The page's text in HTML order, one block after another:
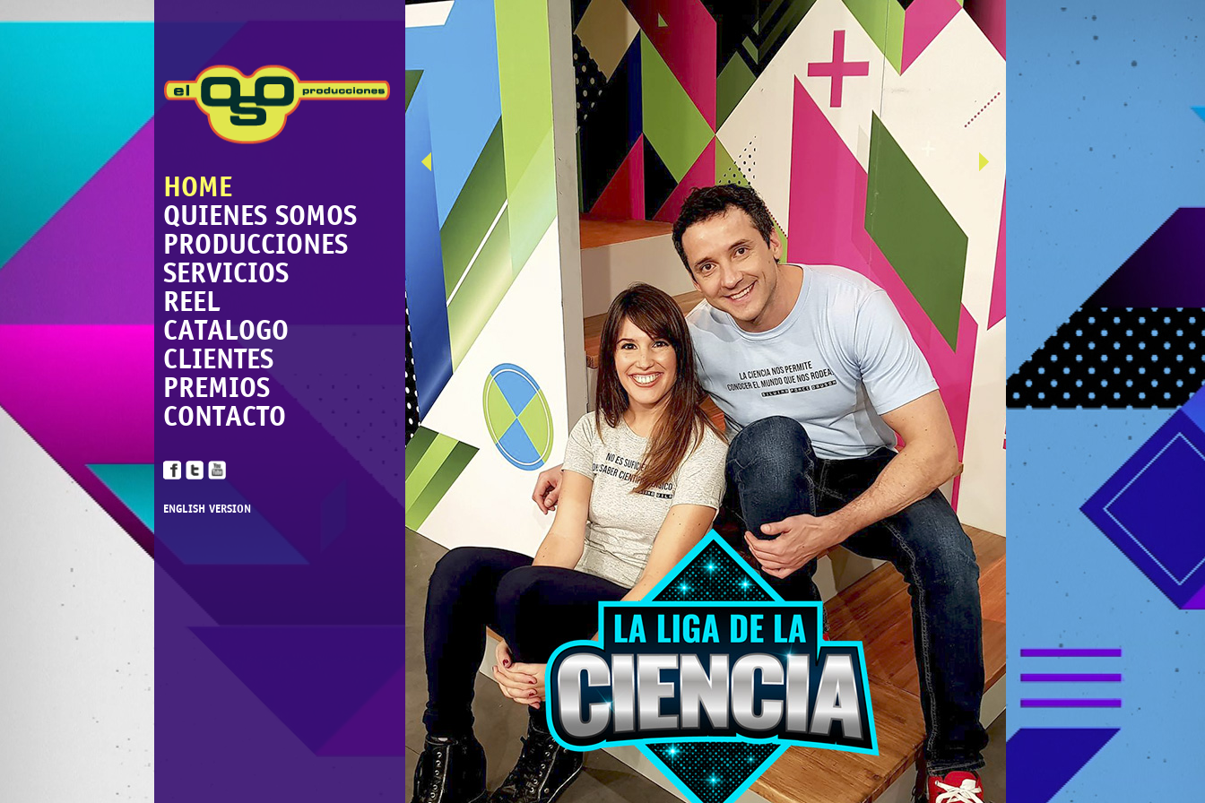
HOME
QUIENES SOMOS
PRODUCCIONES
SERVICIOS
REEL
CATALOGO
CLIENTES
PREMIOS
CONTACTO
ENGLISH VERSION